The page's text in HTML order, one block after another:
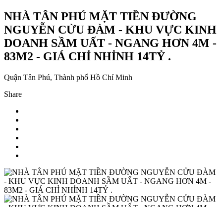
NHÀ TÂN PHÚ MẶT TIỀN ĐƯỜNG
NGUYỄN CỬU ĐÀM - KHU VỰC KINH
DOANH SẦM UẤT - NGANG HƠN 4M -
83M2 - GIÁ CHỈ NHỈNH 14TỶ .
Quận Tân Phú, Thành phố Hồ Chí Minh
Share